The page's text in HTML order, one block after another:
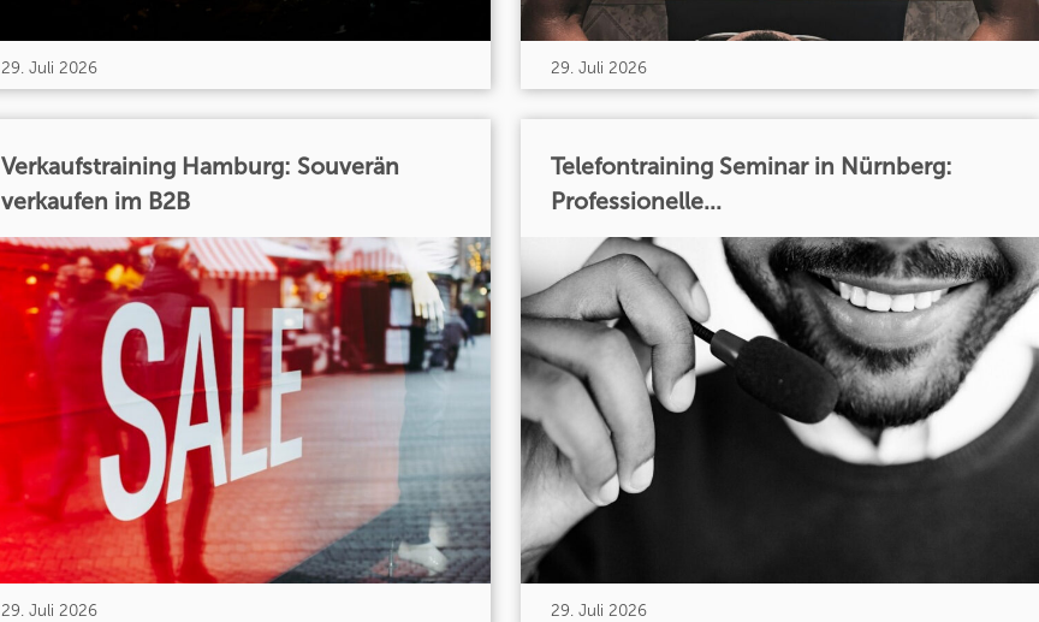
29. Juli 2026
Verkaufstraining Hamburg: Souverän
verkaufen im B2B
29. Juli 2026
29. Juli 2026
Telefontraining Seminar in Nürnberg:
Professionelle...
29. Juli 2026